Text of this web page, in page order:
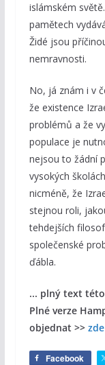
islámském
pamětech
Židé jsou
nemravnosti.
No, já znám i v
že existence
problémů a že
populace je
nejsou to žádní
vysokých
nicméně, že
stejnou roli,
tehdejších
společenské
ďábla.
... plný text
Plné verze
objednat >> zde
Facebook